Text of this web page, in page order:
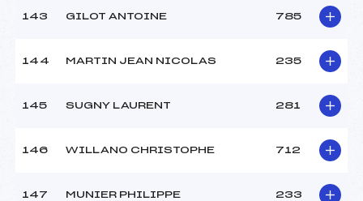
143 GILOT ANTOINE 785
144 MARTIN JEAN NICOLAS 235
145 SUGNY LAURENT 281
146 WILLANO CHRISTOPHE 712
147 MUNIER PHILIPPE 233